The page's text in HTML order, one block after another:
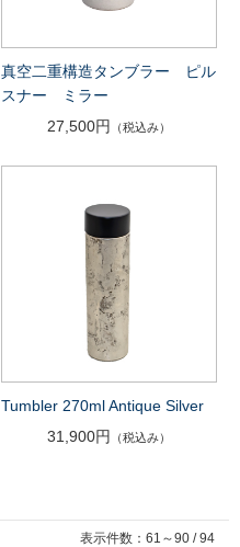
真空二重構造タンブラー ピル
スナー ミラー
27,500円
（税込み）
Tumbler 270ml Antique Silver
31,900円
（税込み）
表示件数：61～90 / 94